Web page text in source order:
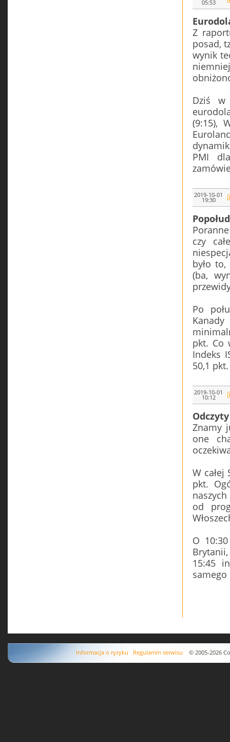
05:53
Z
posad,
wynik
Dziś w
(9:15),
PMI
2019-10-01
19:30
czy
było
(ba,
Po
pkt. Co
Indeks
50,1 pkt.
2019-10-01
10:12
Znamy
one
W
pkt.
od
O
15:45
samego
Informacja o ryzyku Regulamin serwisu © 2005-2026